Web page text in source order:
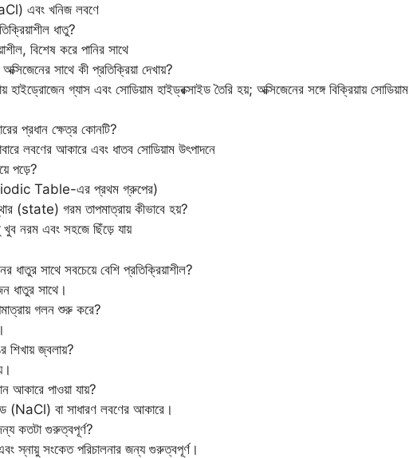
এবং খনিজ লবণে
ধাতু?
বিশেষ করে পানির সাথে
সাথে কী প্রতিক্রিয়া দেখায়?
হাইড্রোজেন গ্যাস এবং সোডিয়াম হাইড্রক্সাইড তৈরি হয়; অক্সিজেনের সঙ্গে বিক্রিয়ায় সোডিয়াম
প্রধান ক্ষেত্র কোনটি?
লবণের আকারে এবং ধাতব সোডিয়াম উৎপাদনে
পড়ে?
Table-এর প্রথম গ্রুপের)
(state) গরম তাপমাত্রায় কীভাবে হয়?
নরম এবং সহজে ছিঁড়ে যায়
ধাতুর সাথে সবচেয়ে বেশি প্রতিক্রিয়াশীল?
ধাতুর সাথে।
গলন শুরু করে?
শিখায় জ্বলায়?
আকারে পাওয়া যায়?
(NaCl) বা সাধারণ লবণের আকারে।
কতটা গুরুত্বপূর্ণ?
স্নায়ু সংকেত পরিচালনার জন্য গুরুত্বপূর্ণ।